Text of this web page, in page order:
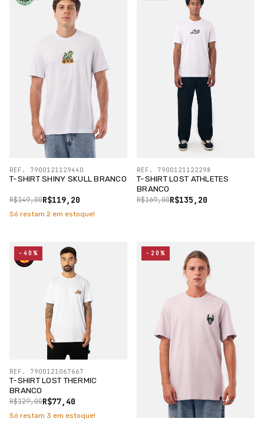
T-SHIRT SHINY SKULL BRANCO
R$119,20
R$149,00
REF. 7900121129440
Só restam 2 em estoque!
T-SHIRT LOST ATHLETES
BRANCO
R$135,20
R$169,00
REF. 7900121122298
T-SHIRT LOST THERMIC
BRANCO
R$77,40
R$129,00
REF. 7900121067667
-40%
Só restam 3 em estoque!
-20%